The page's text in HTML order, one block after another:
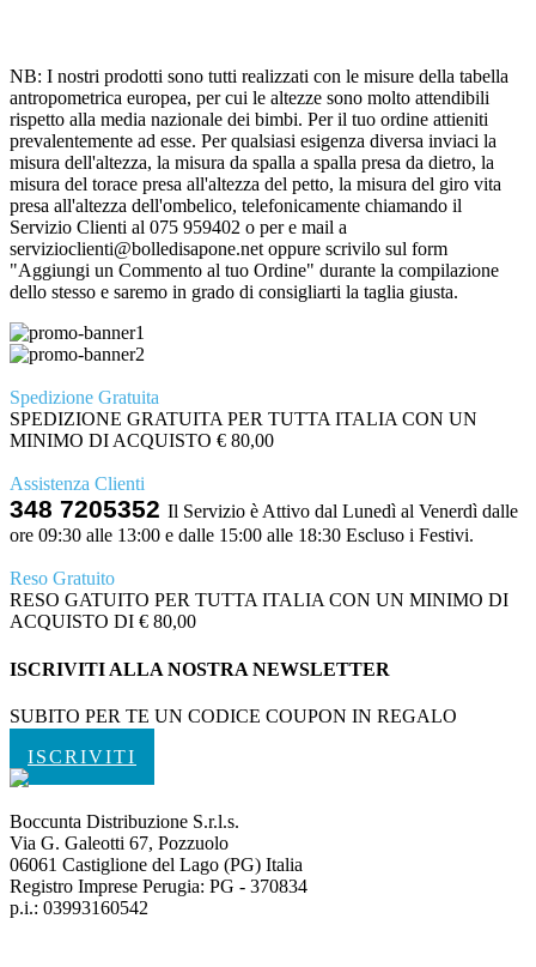
NB: I nostri prodotti sono tutti realizzati con le misure della tabella
antropometrica europea, per cui le altezze sono molto attendibili
rispetto alla media nazionale dei bimbi. Per il tuo ordine attieniti
prevalentemente ad esse. Per qualsiasi esigenza diversa inviaci la
misura dell'altezza, la misura da spalla a spalla presa da dietro, la
misura del torace presa all'altezza del petto, la misura del giro vita
presa all'altezza dell'ombelico, telefonicamente chiamando il
Servizio Clienti al 075 959402 o per e mail a
servizioclienti@bolledisapone.net oppure scrivilo sul form
"Aggiungi un Commento al tuo Ordine" durante la compilazione
dello stesso e saremo in grado di consigliarti la taglia giusta.
Spedizione Gratuita
SPEDIZIONE GRATUITA PER TUTTA ITALIA CON UN
MINIMO DI ACQUISTO € 80,00
Assistenza Clienti
348 7205352 Il Servizio è Attivo dal Lunedì al Venerdì dalle
ore 09:30 alle 13:00 e dalle 15:00 alle 18:30 Escluso i Festivi.
Reso Gratuito
RESO GATUITO PER TUTTA ITALIA CON UN MINIMO DI
ACQUISTO DI € 80,00
ISCRIVITI ALLA NOSTRA NEWSLETTER
SUBITO PER TE UN CODICE COUPON IN REGALO
ISCRIVITI
Boccunta Distribuzione S.r.l.s.
Via G. Galeotti 67, Pozzuolo
06061 Castiglione del Lago (PG) Italia
Registro Imprese Perugia: PG - 370834
p.i.: 03993160542